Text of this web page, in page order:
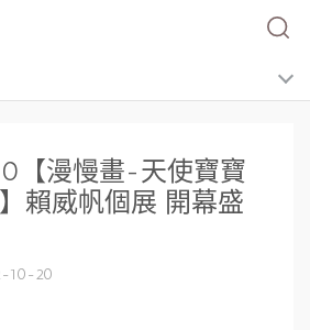
【漫慢畫-天使寶寶
賴威帆個展 開幕盛
10-20